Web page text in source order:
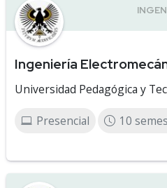
Ingeniería
Universidad Pedagógica y
Presencial 10